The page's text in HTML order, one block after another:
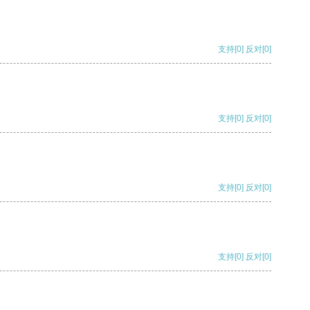
支持[0] 反对[0]
支持[0] 反对[0]
支持[0] 反对[0]
支持[0] 反对[0]